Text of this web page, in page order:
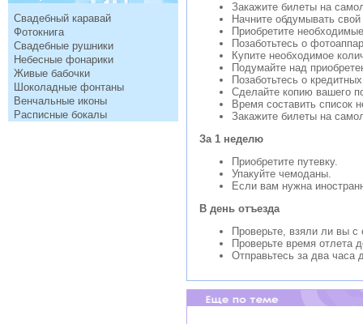
Свадебный каравай
Фотокнига
Свадебные рушники
Небесные фонарики
Живые бабочки
Шоколадные фонтаны
Венчальные иконы
Расписные бокалы
Закажите билеты на
Начните обдумывать
Приобретите
Позаботьтесь о
Купите необходимое
Подумайте над
Позаботьтесь о
Сделайте копию вашего
Время составить список
Закажите билеты на
За 1 неделю
Приобретите путевку.
Упакуйте чемоданы.
Если вам нужна
В день отъезда
Проверьте, взяли ли вы
Проверьте время отлета
Отправьтесь за два часа